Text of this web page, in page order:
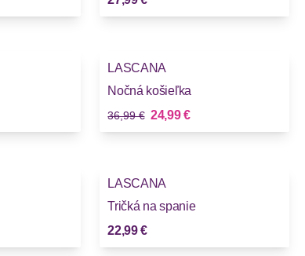
LASCANA
Nočná košieľka
Stará cena
36,99 € Nová cena
24,99 €
LASCANA
Tričká na spanie
22,99 €